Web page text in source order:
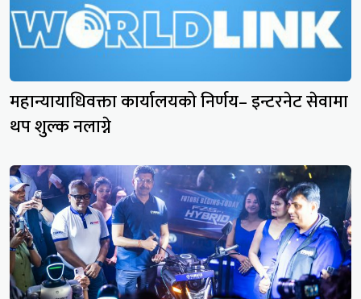
महान्यायाधिवक्ता कार्यालयको निर्णय– इन्टरनेट सेवामा
थप शुल्क नलाग्ने